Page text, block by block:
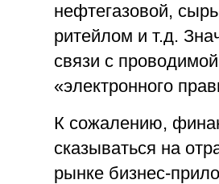
нефтегазовой,
ритейлом и т.д.
связи с
«электронного
К сожалению,
сказываться на
рынке бизнес-